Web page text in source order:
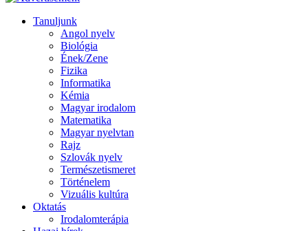
Tanuljunk
Angol nyelv
Biológia
Ének/Zene
Fizika
Informatika
Kémia
Magyar irodalom
Matematika
Magyar nyelvtan
Rajz
Szlovák nyelv
Természetismeret
Történelem
Vizuális kultúra
Oktatás
Irodalomterápia